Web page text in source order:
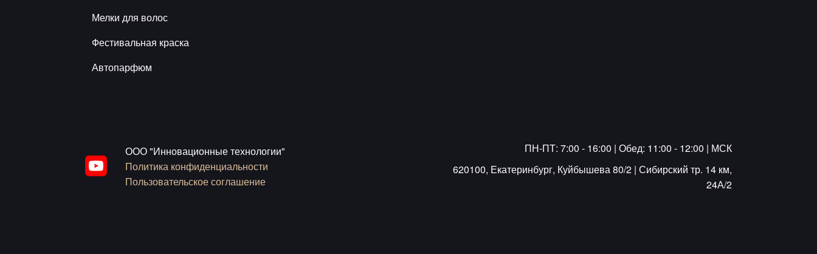
Мелки для волос
Фестивальная краска
Автопарфюм
ООО "Инновационные технологии"
Политика конфиденциальности
Пользовательское соглашение
ПН-ПТ: 7:00 - 16:00 | Обед: 11:00 - 12:00 | МСК
620100, Екатеринбург, Куйбышева 80/2 | Сибирский тр. 14 км,
24А/2